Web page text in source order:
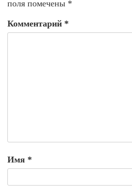
поля помечены *
Комментарий *
Имя *